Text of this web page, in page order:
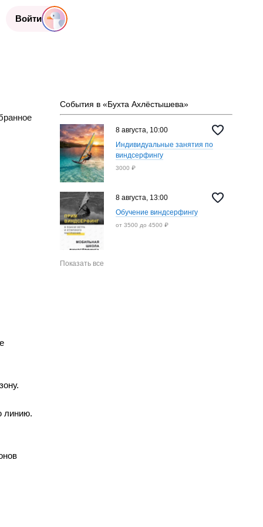
Войти
линию.
События в «Бухта Ахлёстышева»
8 августа, 10:00
Индивидуальные занятия по
виндсерфингу
3000 ₽
8 августа, 13:00
Обучение виндсерфингу
от 3500 до 4500 ₽
Показать все